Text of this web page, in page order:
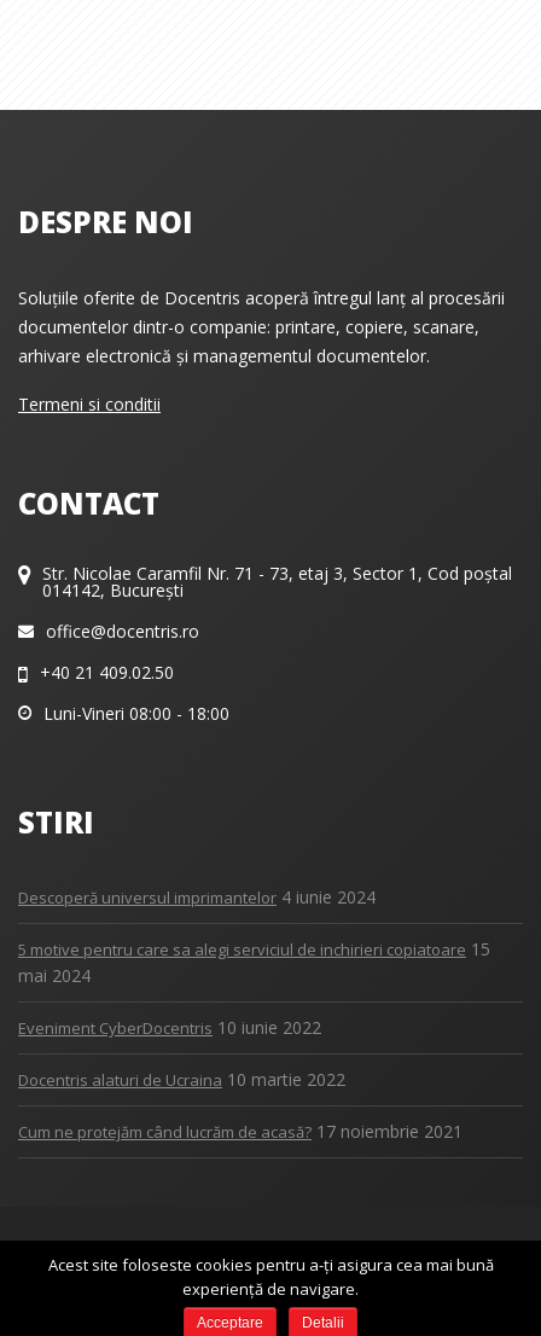
DESPRE NOI
Soluțiile oferite de Docentris acoperă întregul lanț al procesării
documentelor dintr-o companie: printare, copiere, scanare,
arhivare electronică și managementul documentelor.
Termeni si conditii
CONTACT
Str. Nicolae Caramfil Nr. 71 - 73, etaj 3, Sector 1, Cod poștal
014142, București
office@docentris.ro
+40 21 409.02.50
Luni-Vineri 08:00 - 18:00
STIRI
Descoperă universul imprimantelor 4 iunie 2024
5 motive pentru care sa alegi serviciul de inchirieri copiatoare 15
mai 2024
Eveniment CyberDocentris 10 iunie 2022
Docentris alaturi de Ucraina 10 martie 2022
Cum ne protejăm când lucrăm de acasă? 17 noiembrie 2021
Copyright 2017 DOCENTRIS
Acest site foloseste cookies pentru a-ți asigura cea mai bună
experiență de navigare.
Acceptare Detalii